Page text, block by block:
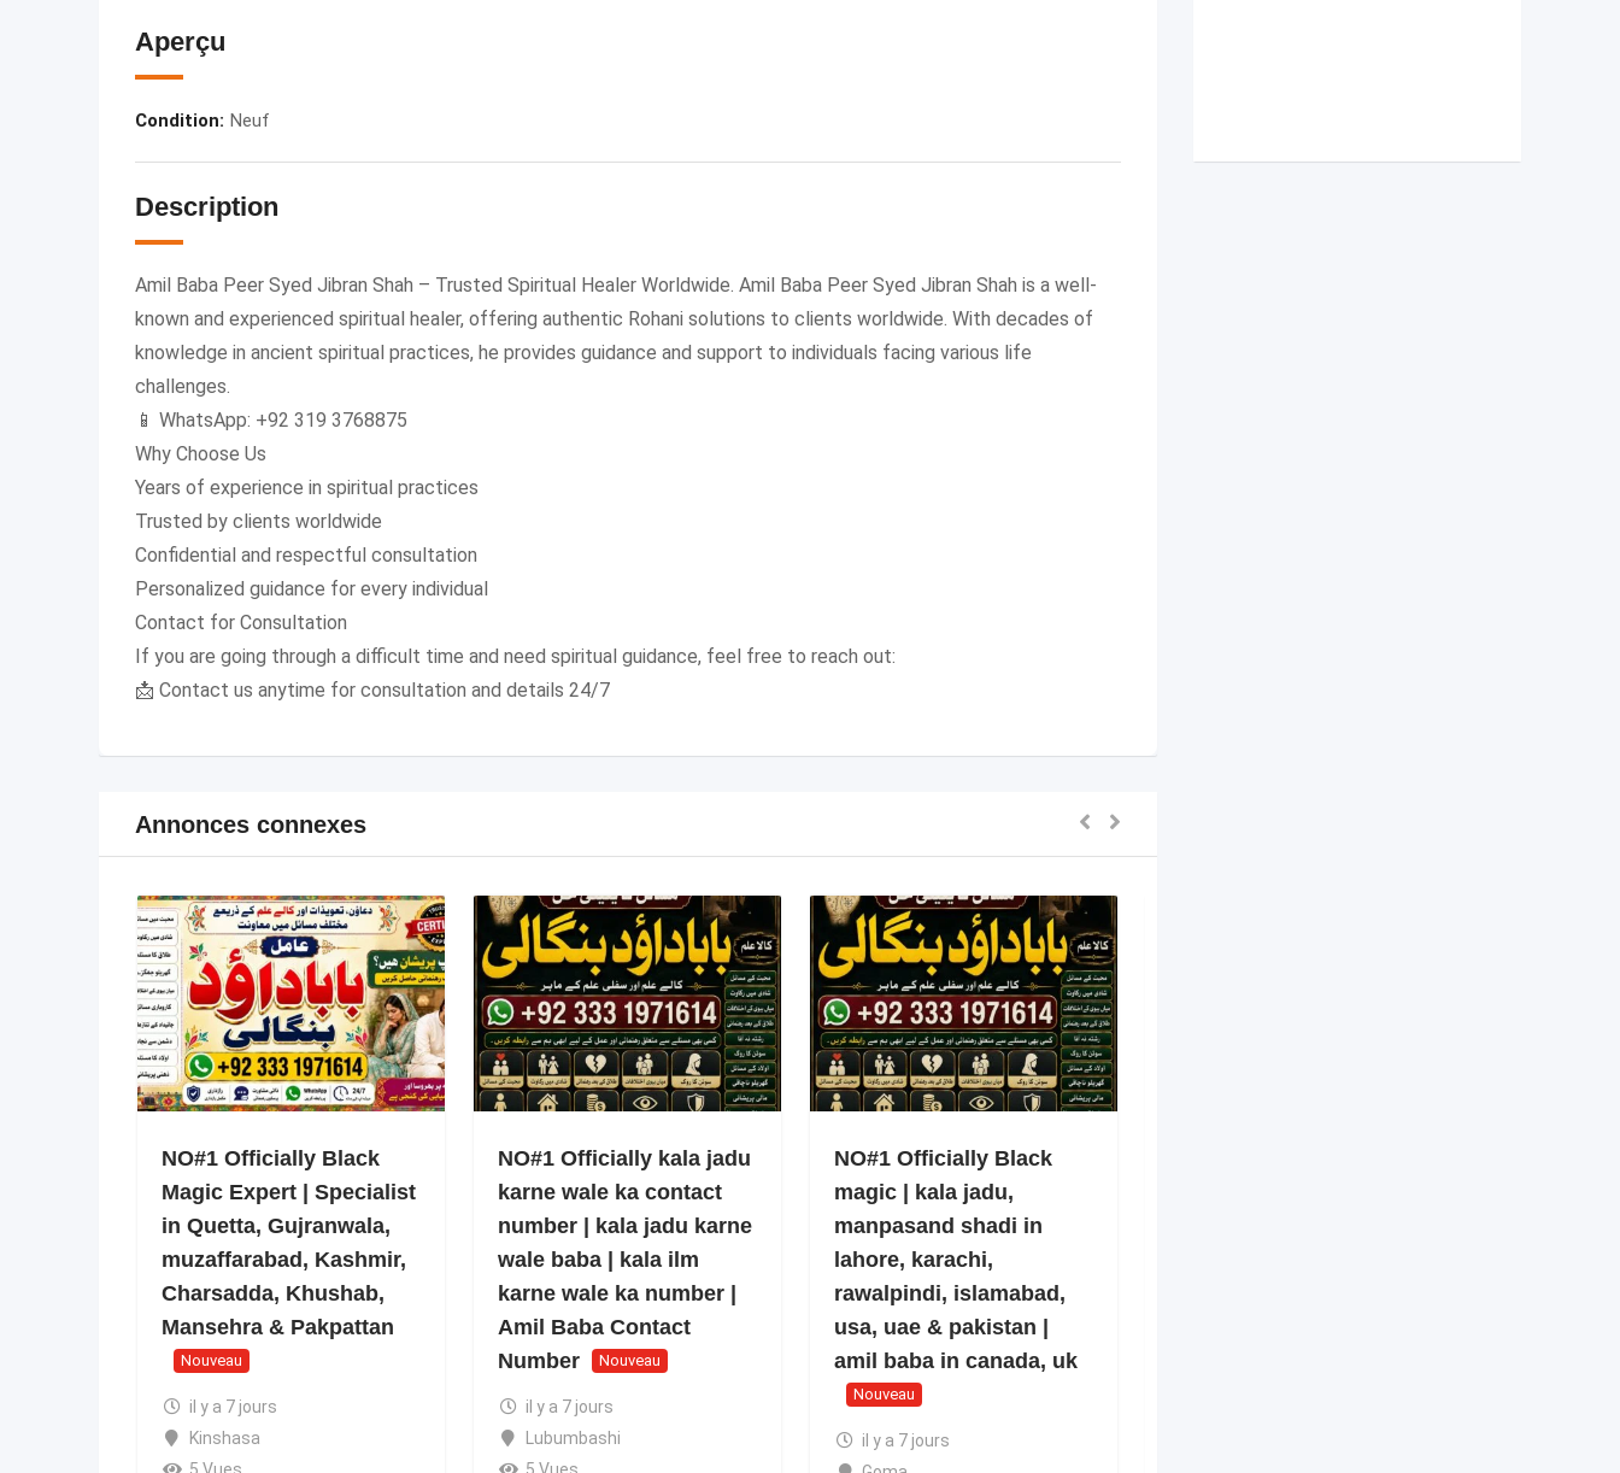
Aperçu
Condition: Neuf
Description
Amil Baba Peer Syed Jibran Shah – Trusted Spiritual Healer Worldwide. Amil Baba Peer Syed Jibran Shah is a well-
known and experienced spiritual healer, offering authentic Rohani solutions to clients worldwide. With decades of
knowledge in ancient spiritual practices, he provides guidance and support to individuals facing various life
challenges.
📱 WhatsApp: +92 319 3768875
Why Choose Us
Years of experience in spiritual practices
Trusted by clients worldwide
Confidential and respectful consultation
Personalized guidance for every individual
Contact for Consultation
If you are going through a difficult time and need spiritual guidance, feel free to reach out:
📩 Contact us anytime for consultation and details 24/7
Annonces connexes
NO#1 Officially Black
Magic Expert | Specialist
in Quetta, Gujranwala,
muzaffarabad, Kashmir,
Charsadda, Khushab,
Mansehra & Pakpattan
Nouveau
il y a 7 jours
Kinshasa
5 Vues
NO#1 Officially kala jadu
karne wale ka contact
number | kala jadu karne
wale baba | kala ilm
karne wale ka number |
Amil Baba Contact
Number
Nouveau
il y a 7 jours
Lubumbashi
5 Vues
NO#1 Officially Black
magic | kala jadu,
manpasand shadi in
lahore, karachi,
rawalpindi, islamabad,
usa, uae & pakistan |
amil baba in canada, uk
Nouveau
il y a 7 jours